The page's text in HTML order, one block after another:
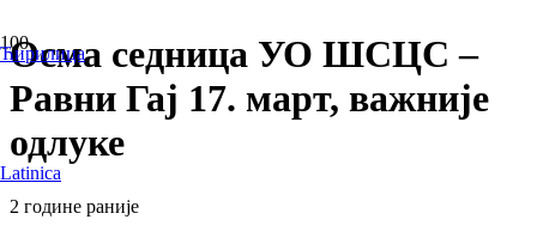
Ћирилица
Latinica
Осма седница УО ШСЦС –
Равни Гај 17. март, важније
одлуке
2 године раније